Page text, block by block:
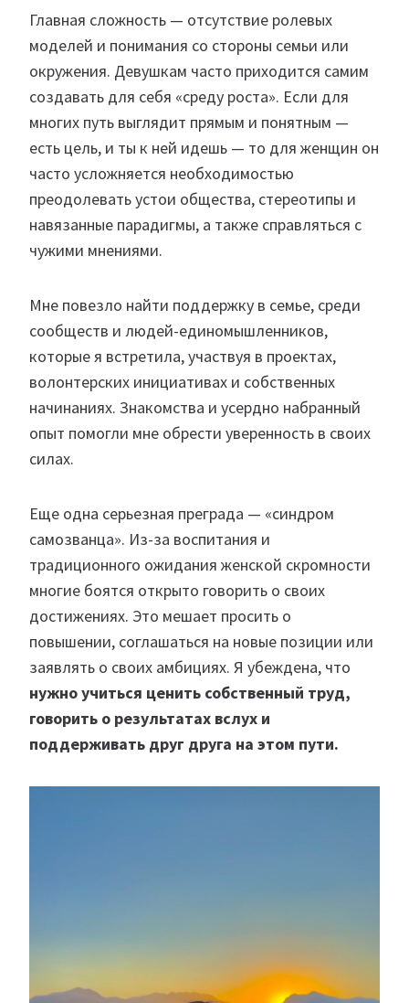
Главная сложность — отсутствие ролевых
моделей и понимания со стороны семьи или
окружения. Девушкам часто приходится самим
создавать для себя «среду роста». Если для
многих путь выглядит прямым и понятным —
есть цель, и ты к ней идешь — то для женщин он
часто усложняется необходимостью
преодолевать устои общества, стереотипы и
навязанные парадигмы, а также справляться с
чужими мнениями.
Мне повезло найти поддержку в семье, среди
сообществ и людей-единомышленников,
которые я встретила, участвуя в проектах,
волонтерских инициативах и собственных
начинаниях. Знакомства и усердно набранный
опыт помогли мне обрести уверенность в своих
силах.
Еще одна серьезная преграда — «синдром
самозванца». Из-за воспитания и
традиционного ожидания женской скромности
многие боятся открыто говорить о своих
достижениях. Это мешает просить о
повышении, соглашаться на новые позиции или
заявлять о своих амбициях. Я убеждена, что
нужно учиться ценить собственный труд,
говорить о результатах вслух и
поддерживать друг друга на этом пути.